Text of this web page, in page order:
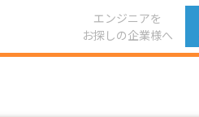
エンジニアを
お探しの企業様へ